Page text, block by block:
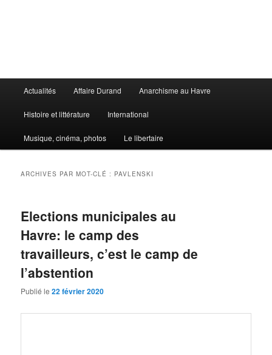
principal
Actualités Affaire Durand Anarchisme au Havre
Histoire et littérature International
Musique, cinéma, photos Le libertaire
ARCHIVES PAR MOT-CLÉ : PAVLENSKI
Elections municipales au
Havre: le camp des
travailleurs, c’est le camp de
l’abstention
Publié le22 février 2020